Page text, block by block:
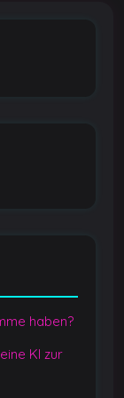
haben?
KI zur